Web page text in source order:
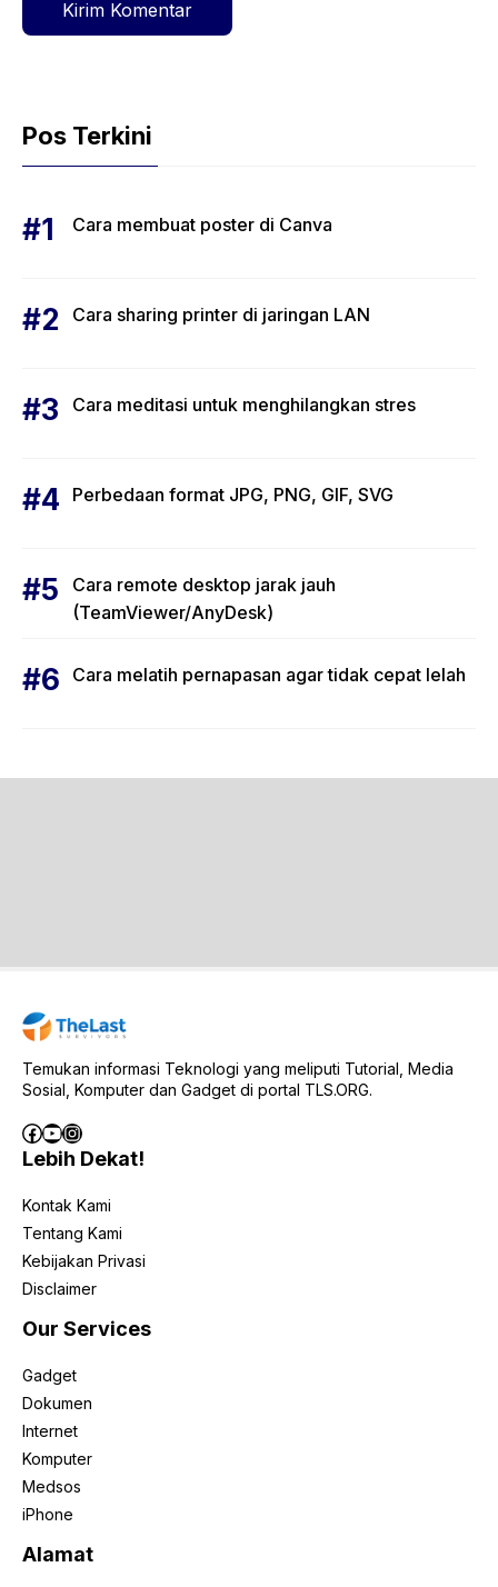
Pos Terkini
Cara membuat poster di Canva
Cara sharing printer di jaringan LAN
Cara meditasi untuk menghilangkan stres
Perbedaan format JPG, PNG, GIF, SVG
Cara remote desktop jarak jauh
(TeamViewer/AnyDesk)
Cara melatih pernapasan agar tidak cepat lelah
Temukan informasi Teknologi yang meliputi Tutorial, Media
Sosial, Komputer dan Gadget di portal TLS.ORG.
Facebook
YouTube
Instagram
Lebih Dekat!
Kontak Kami
Tentang Kami
Kebijakan Privasi
Disclaimer
Our Services
Gadget
Dokumen
Internet
Komputer
Medsos
iPhone
Alamat